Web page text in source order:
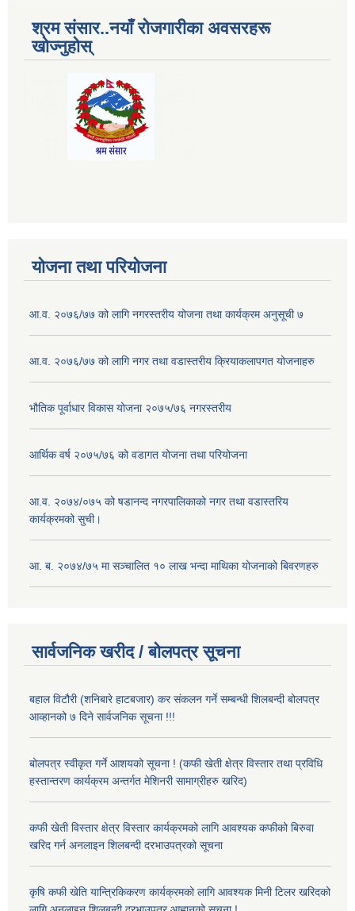
श्रम संसार..नयाँ रोजगारीका अवसरहरू
खोज्नुहोस्
योजना तथा परियोजना
आ.व. २०७६/७७ को लागि नगरस्तरीय योजना तथा कार्यक्रम अनुसूची ७
आ.व. २०७६/७७ को लागि नगर तथा वडास्तरीय क्रियाकलापगत योजनाहरु
भौतिक पूर्वाधार विकास योजना २०७५/७६ नगरस्तरीय
आर्थिक वर्ष २०७५/७६ को वडागत योजना तथा परियोजना
आ.व. २०७४/०७५ को षडानन्द नगरपालिकाको नगर तथा वडास्तरिय
कार्यक्रमको सुची।
आ. ब. २०७४/७५ मा सञ्चालित १० लाख भन्दा माथिका योजनाको बिवरणहरु
सार्वजनिक खरीद / बोलपत्र सूचना
बहाल विटौरी (शनिबारे हाटबजार) कर संकलन गर्ने सम्बन्धी शिलबन्दी बोलपत्र
आव्हानको ७ दिने सार्वजनिक सूचना !!!
बोलपत्र स्वीकृत गर्ने आशयको सूचना ! (कफी खेती क्षेत्र विस्तार तथा प्रविधि
हस्तान्तरण कार्यक्रम अन्तर्गत मेशिनरी सामाग्रीहरु खरिद)
कफी खेती विस्तार क्षेत्र विस्तार कार्यक्रमको लागि आवश्यक कफीको बिरुवा
खरिद गर्न अनलाइन शिलबन्दी दरभाउपत्रको सूचना
कृषि कफी खेति यान्त्रिकिकरण कार्यक्रमको लागि आवश्यक मिनी टिलर खरिदको